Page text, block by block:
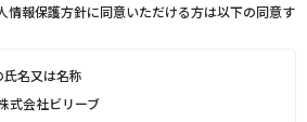
情報保護方針に同意いただける方は以下の同意す
名又は名称
式会社ビリーブ